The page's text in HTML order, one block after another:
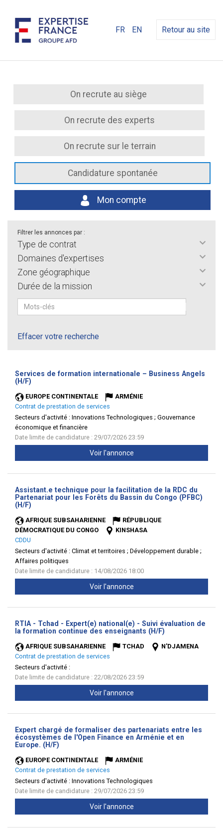
FR EN Retour au site
On recrute au siège
On recrute des experts
On recrute sur le terrain
Candidature spontanée
Mon compte
Filtrer les annonces par :
Type de contrat
Domaines d'expertises
Zone géographique
Durée de la mission
Effacer votre recherche
Services de formation internationale – Business Angels
(H/F)
EUROPE CONTINENTALE
ARMÉNIE
Contrat de prestation de services
Secteurs d'activité : Innovations Technologiques ; Gouvernance
économique et financière
Date limite de candidature : 29/07/2026 23:59
Voir l'annonce
Assistant.e technique pour la facilitation de la RDC du
Partenariat pour les Forêts du Bassin du Congo (PFBC)
(H/F)
AFRIQUE SUBSAHARIENNE
RÉPUBLIQUE
DÉMOCRATIQUE DU CONGO
KINSHASA
CDDU
Secteurs d'activité : Climat et territoires ; Développement durable ;
Affaires politiques
Date limite de candidature : 14/08/2026 18:00
Voir l'annonce
RTIA - Tchad - Expert(e) national(e) - Suivi évaluation de
la formation continue des enseignants (H/F)
AFRIQUE SUBSAHARIENNE TCHAD
N'DJAMENA
Contrat de prestation de services
Secteurs d'activité :
Date limite de candidature : 22/08/2026 23:59
Voir l'annonce
Expert chargé de formaliser des partenariats entre les
écosystèmes de l'Open Finance en Arménie et en
Europe. (H/F)
EUROPE CONTINENTALE
ARMÉNIE
Contrat de prestation de services
Secteurs d'activité : Innovations Technologiques
Date limite de candidature : 29/07/2026 23:59
Voir l'annonce